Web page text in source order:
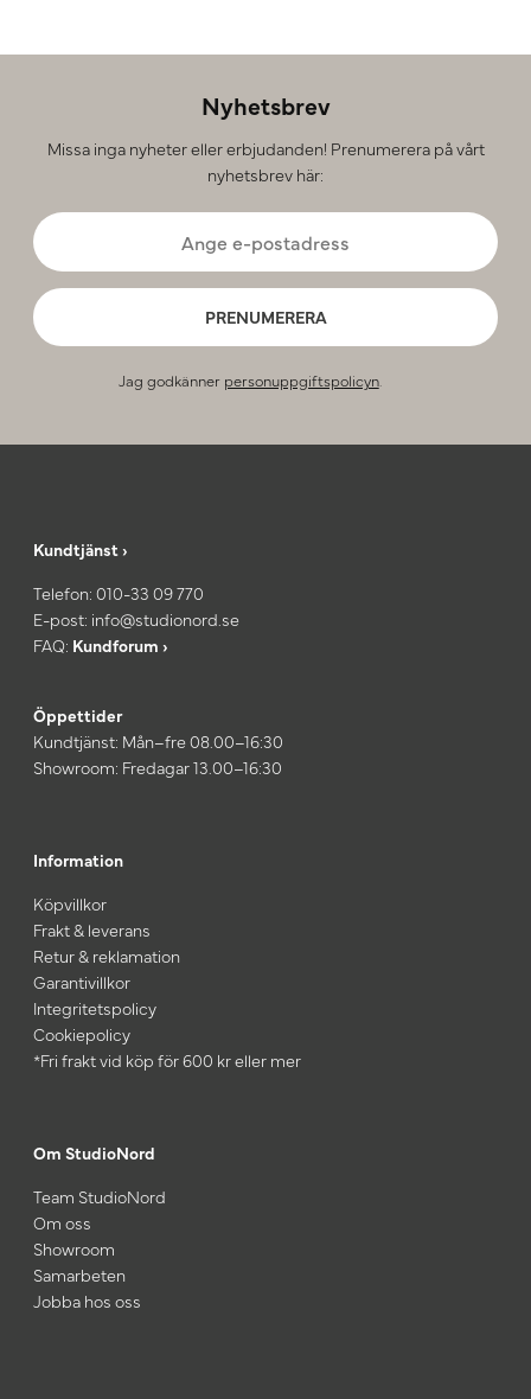
Nyhetsbrev
Missa inga nyheter eller erbjudanden! Prenumerera på vårt
nyhetsbrev här:
PRENUMERERA
Jag godkänner personuppgiftspolicyn.
Kundtjänst ›
Telefon: 010-33 09 770
E-post: info@studionord.se
FAQ: Kundforum ›
Öppettider
Kundtjänst: Mån–fre 08.00–16:30
Showroom: Fredagar 13.00–16:30
Information
Köpvillkor
Frakt & leverans
Retur & reklamation
Garantivillkor
Integritetspolicy
Cookiepolicy
*Fri frakt vid köp för 600 kr eller mer
Om StudioNord
Team StudioNord
Om oss
Showroom
Samarbeten
Jobba hos oss